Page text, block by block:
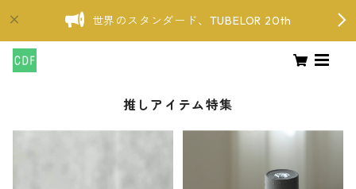
世界のスタンダード、TUBELOR 20th
推しアイテム特集